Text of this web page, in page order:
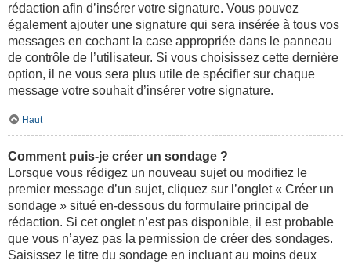
rédaction afin d’insérer votre signature. Vous pouvez
également ajouter une signature qui sera insérée à tous vos
messages en cochant la case appropriée dans le panneau
de contrôle de l’utilisateur. Si vous choisissez cette dernière
option, il ne vous sera plus utile de spécifier sur chaque
message votre souhait d’insérer votre signature.
Haut
Comment puis-je créer un sondage ?
Lorsque vous rédigez un nouveau sujet ou modifiez le
premier message d’un sujet, cliquez sur l’onglet « Créer un
sondage » situé en-dessous du formulaire principal de
rédaction. Si cet onglet n’est pas disponible, il est probable
que vous n’ayez pas la permission de créer des sondages.
Saisissez le titre du sondage en incluant au moins deux